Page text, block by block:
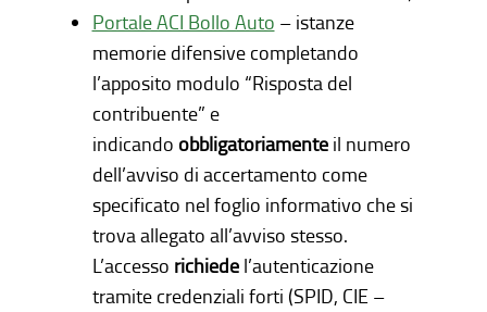
Portale ACI Bollo Auto – istanze
memorie difensive completando
l’apposito modulo “Risposta del
contribuente” e
indicando obbligatoriamenteil numero
dell’avviso di accertamento come
specificato nel foglio informativo che si
trova allegato all’avviso stesso.
L’accesso richiedel’autenticazione
tramite credenziali forti (SPID, CIE –